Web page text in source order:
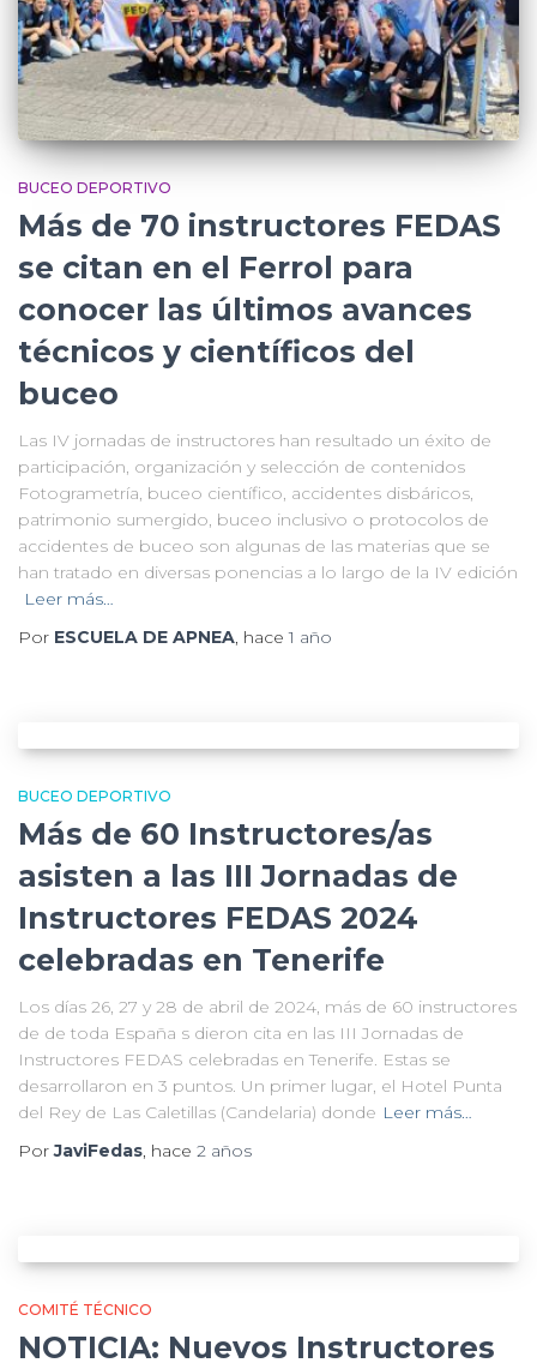
BUCEO DEPORTIVO
Más de 70 instructores FEDAS
se citan en el Ferrol para
conocer las últimos avances
técnicos y científicos del
buceo
Las IV jornadas de instructores han resultado un éxito de
participación, organización y selección de contenidos
Fotogrametría, buceo científico, accidentes disbáricos,
patrimonio sumergido, buceo inclusivo o protocolos de
accidentes de buceo son algunas de las materias que se
han tratado en diversas ponencias a lo largo de la IV edición
Leer más…
Por ESCUELA DE APNEA, hace1 año
BUCEO DEPORTIVO
Más de 60 Instructores/as
asisten a las III Jornadas de
Instructores FEDAS 2024
celebradas en Tenerife
Los días 26, 27 y 28 de abril de 2024, más de 60 instructores
de de toda España s dieron cita en las III Jornadas de
Instructores FEDAS celebradas en Tenerife. Estas se
desarrollaron en 3 puntos. Un primer lugar, el Hotel Punta
del Rey de Las Caletillas (Candelaria) donde Leer más…
PorJaviFedas, hace 2 años
COMITÉ TÉCNICO
NOTICIA: Nuevos Instructores